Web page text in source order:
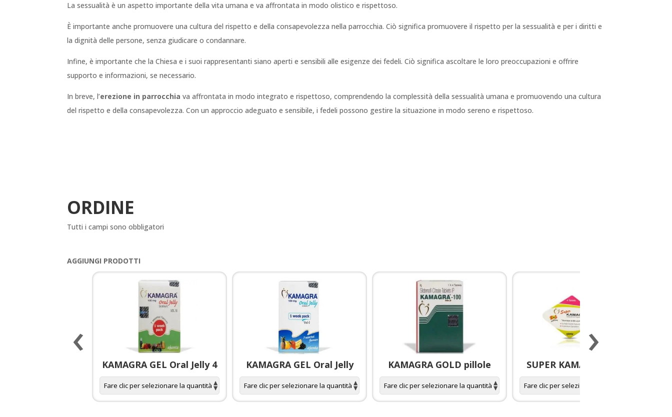
La sessualità è un aspetto importante della vita umana e va affrontata in modo olistico e rispettoso.
È importante anche promuovere una cultura del rispetto e della consapevolezza nella parrocchia. Ciò significa promuovere il rispetto per la sessualità e per i diritti e
la dignità delle persone, senza giudicare o condannare.
Infine, è importante che la Chiesa e i suoi rappresentanti siano aperti e sensibili alle esigenze dei fedeli. Ciò significa ascoltare le loro preoccupazioni e offrire
supporto e informazioni, se necessario.
In breve, l’erezione in parrocchia va affrontata in modo integrato e rispettoso, comprendendo la complessità della sessualità umana e promuovendo una cultura
del rispetto e della consapevolezza. Con un approccio adeguato e sensibile, i fedeli possono gestire la situazione in modo sereno e rispettoso.
ORDINE
Tutti i campi sono obbligatori
AGGIUNGI PRODOTTI
KAMAGRA GEL Oral Jelly 4 KAMAGRA GEL Oral Jelly KAMAGRA GOLD pillole SUPER KAMAGRA pillole
‹ ›